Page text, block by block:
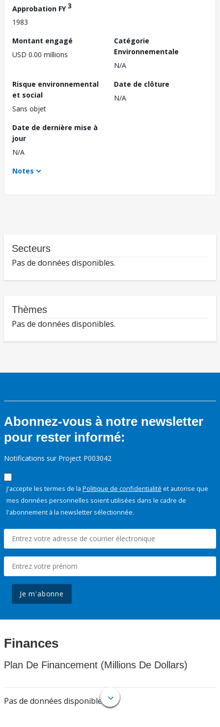
Approbation FY3
1983
Montant engagé
USD 0.00 millions
Catégorie
Environnementale
N/A
Risque environnemental
et social
Sans objet
Date de clôture
N/A
Date de dernière mise à
jour
N/A
Notes
Secteurs
Pas de données disponibles.
Thèmes
Pas de données disponibles.
Abonnez-vous à notre newsletter
pour rester informé:
Notifications sur Project P003042
J'accepte les termes de la Politique de confidentialité et autorise que
mes données personnelles soient utilisées dans le cadre de
l'abonnement à la newsletter sélectionnée.
Je m'abonne
Finances
Plan De Financement (Millions De Dollars)
Pas de données disponibles.